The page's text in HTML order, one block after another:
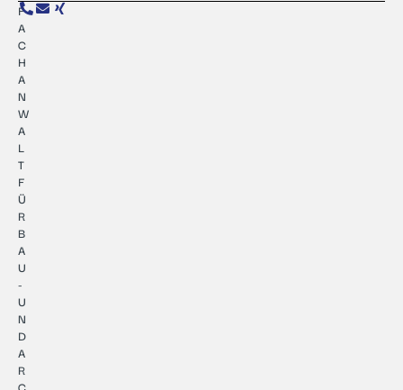
F
A
C
H
A
N
W
A
L
T
F
Ü
R
B
A
U
-
U
N
D
A
R